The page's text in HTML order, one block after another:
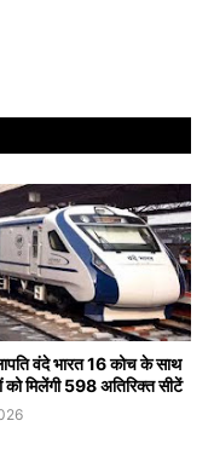
वंदे भारत 16 कोच के साथ
को मिलेंगी 598 अतिरिक्त सीटें